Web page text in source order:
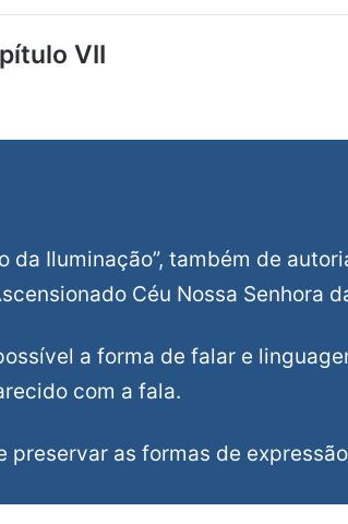
VII
Iluminação”, também de
Céu Nossa Senhora
a forma de falar e
com a fala.
as formas de